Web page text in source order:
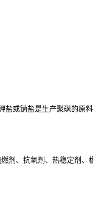
盐或钠盐是生产聚砜的原
剂、抗氧剂、热稳定剂、